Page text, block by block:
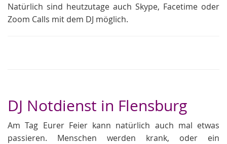
Natürlich sind heutzutage auch Skype, Facetime oder
Zoom Calls mit dem DJ möglich.
DJ Notdienst in Flensburg
Am Tag Eurer Feier kann natürlich auch mal etwas
passieren. Menschen werden krank, oder ein